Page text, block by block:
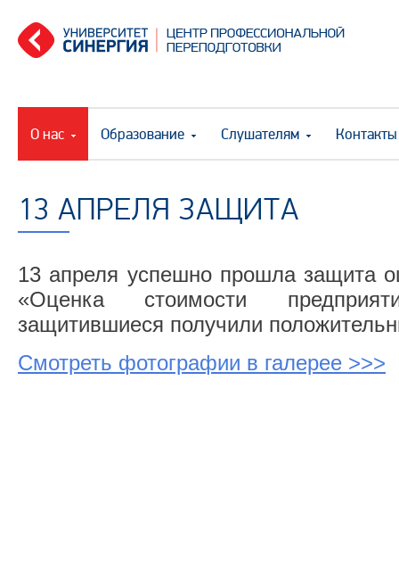
О нас Образование Слушателям Контакты
13 АПРЕЛЯ ЗАЩИТА
13 апреля успешно прошла защита
«Оценка стоимости
защитившиеся получили
Смотреть фотографии в галерее >>>